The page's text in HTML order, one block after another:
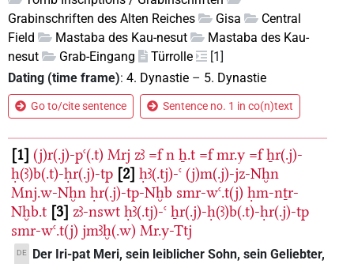
Grabinschriften des Alten Reiches
Gisa
Central
Field
Mastaba des Kau-nesut
Mastaba des Kau-
nesut
Grab-Eingang Türrolle
[1]
Dating (time frame): 4. Dynastie – 5. Dynastie
Go to/cite sentence Sentence no. 1 in co(n)text
1 (j)r(.j)-pꜥ(.t) Mrj zꜣ =f n ẖ.t =f mr.y =f ẖr(.j)-
ḥ(ꜣ)b(.t)-ḥr(.j)-tp 2 ḥꜣ(.tj)-ꜥ (j)m(.j)-jz-Nḫn
Mnj.w-Nḫn ḥr(.j)-tp-Nḫb smr-wꜥ.t(j) ḥm-nṯr-
Nḫb.t 3 zꜣ-nswt ḥꜣ(.tj)-ꜥ ẖr(.j)-ḥ(ꜣ)b(.t)-ḥr(.j)-tp
smr-wꜥ.t(j) jmꜣḫ(.w) Mr.y-Ttj
DE
Der Iri-pat Meri, sein leiblicher Sohn, sein Geliebter,